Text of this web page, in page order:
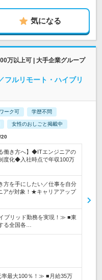
気になる
万以上可 | 大手企業グループ
フルリモート・ハイブリ
ーク可 学歴不問
女性のおしごと掲載中
20
働き方へ】◆ITエンジニアの
度化◆入社時点で年収100万
方を手にしたい／仕事を自分
アが対象！★キャリアアップ
ブリッド勤務を実現！≫ ■東
る全国各…
最大100％！≫ ■月給35万